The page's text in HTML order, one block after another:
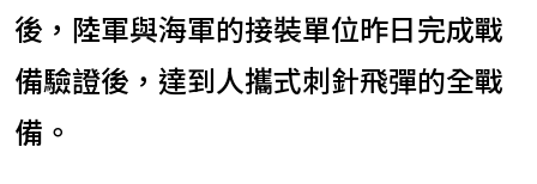
後，陸軍與海軍的接裝單位昨日完成戰
備驗證後，達到人攜式刺針飛彈的全戰
備。